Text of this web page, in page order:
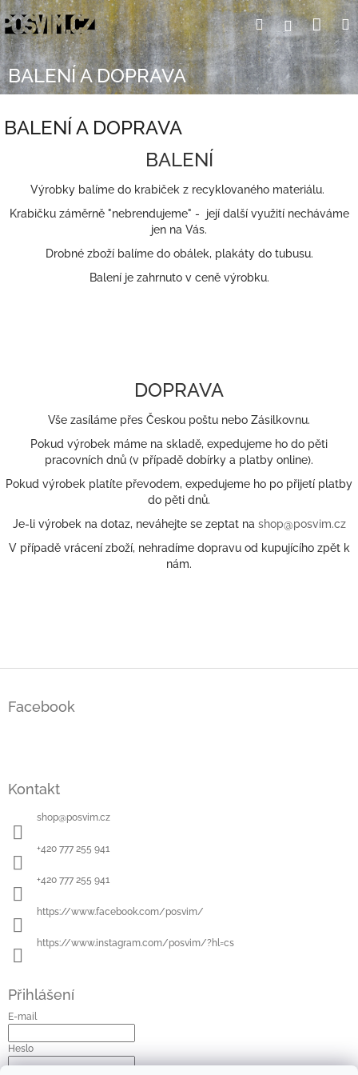
Přejít
na
obsah
HledatPřihlášení
BALENÍ A DOPRAVA
BALENÍ A DOPRAVA
BALENÍ
Výrobky balíme do krabiček z recyklovaného materiálu.
Krabičku záměrně "nebrendujeme" - její další využití necháváme
jen na Vás.
Drobné zboží balíme do obálek, plakáty do tubusu.
Balení je zahrnuto v ceně výrobku.
DOPRAVA
Vše zasíláme přes Českou poštu nebo Zásilkovnu.
Pokud výrobek máme na skladě, expedujeme ho do pěti
pracovních dnů (v případě dobírky a platby online).
Pokud výrobek platíte převodem, expedujeme ho po přijetí platby
do pěti dnů.
Je-li výrobek na dotaz, neváhejte se zeptat na shop@posvim.cz
V případě vrácení zboží, nehradíme dopravu od kupujícího zpět k
nám.
Facebook
Kontakt
shop@posvim.cz
+420 777 255 941
+420 777 255 941
https://www.facebook.com/posvim/
https://www.instagram.com/posvim/?hl=cs
Přihlášení
E-mail
Heslo